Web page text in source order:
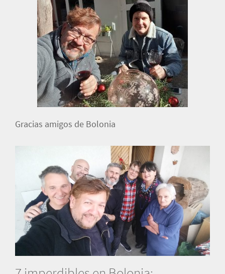
Gracias amigos de Bolonia